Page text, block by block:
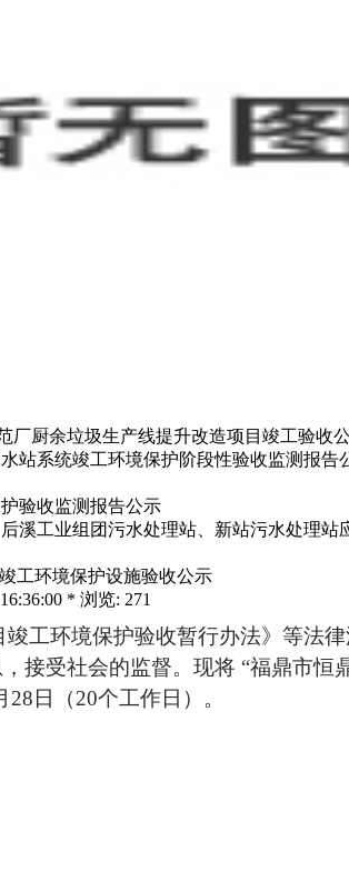
厂厨余垃圾生产线提升改造项目竣工验收
站系统竣工环境保护阶段性验收监测报告
验收监测报告公示
溪工业组团污水处理站、新站污水处理站
工环境保护设施验收公示
* 浏览: 271
工环境保护验收暂行办法》等法
接受社会的监督。现将 “福鼎市恒
28 日（20个工作日）。